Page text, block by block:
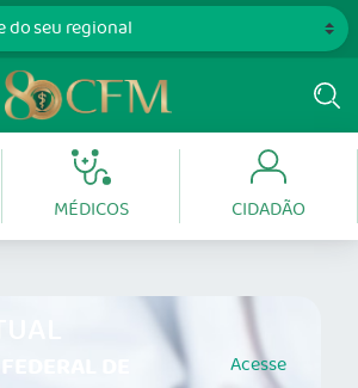
MÉDICOS CIDADÃO
DE Acesse